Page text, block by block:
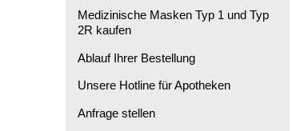
Medizinische Masken Typ 1 und Typ
2R kaufen
Ablauf Ihrer Bestellung
Unsere Hotline für Apotheken
Anfrage stellen